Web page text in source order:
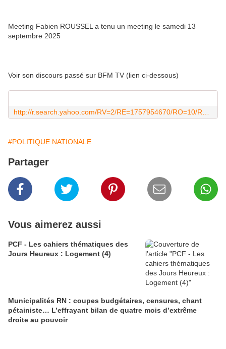
Meeting Fabien ROUSSEL a tenu un meeting le samedi 13
septembre 2025
Voir son discours passé sur BFM TV (lien ci-dessous)
#POLITIQUE NATIONALE
Partager
Vous aimerez aussi
PCF - Les cahiers thématiques des
Jours Heureux : Logement (4)
Municipalités RN : coupes budgétaires, censures, chant
pétainiste… L’effrayant bilan de quatre mois d’extrême
droite au pouvoir